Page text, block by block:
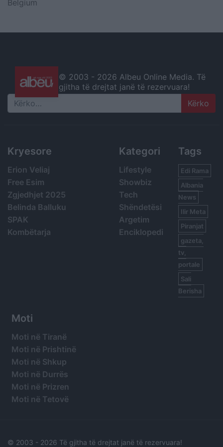
Belgium
© 2003 - 2026 Albeu Online Media. Të
gjitha të drejtat janë të rezervuara!
Search
Kryesore
Erion Veliaj
Free Esim
Zgjedhjet 2025
Belinda Balluku
SPAK
Kombëtarja
Kategori
Lifestyle
Showbiz
Tech
Shëndetësi
Argetim
Enciklopedi
Tags
Edi Rama
Albania
News
Ilir Meta
Piranjat
gazeta,
tv,
portale
Sali
Berisha
Moti
Moti në Tiranë
Moti në Prishtinë
Moti në Shkup
Moti në Durrës
Moti në Prizren
Moti në Tetovë
© 2003 - 2026 Të gjitha të drejtat janë të rezervuara!